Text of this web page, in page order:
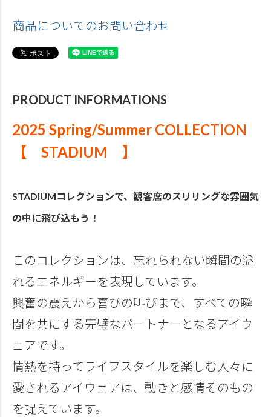
商品についてのお問い合わせ
PRODUCT INFORMATIONS
2025 Spring/Summer COLLECTION
【 STADIUM 】
STADIUMコレクションで、観客席のスリリングな雰囲気
の中に飛び込もう！
このコレクションは、忘れられない瞬間の溢
れるエネルギーを表現しています。
興奮の震えから喜びの叫びまで、すべての瞬
間を共にする完璧なパートナーとなるアイウ
ェアです。
情熱を持ってライフスタイルを楽しむ人々に
愛されるアイウェアは、動きと感情そのもの
を捉えています。